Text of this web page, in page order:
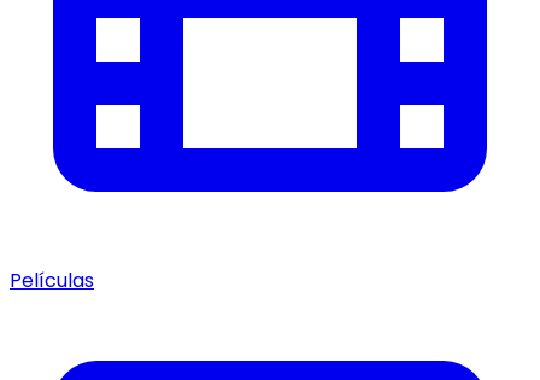
Películas